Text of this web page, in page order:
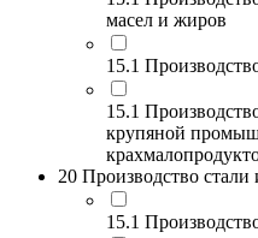
масел и жиров
15.1
15.1
крупяной
20 Производство стали
15.1